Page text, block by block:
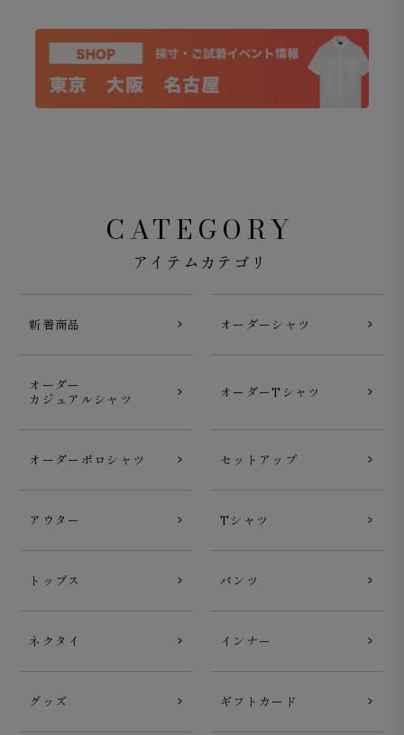
CATEGORY
アイテムカテゴリ
新着商品 オーダーシャツ
オーダー
カジュアルシャツ
オーダーTシャツ
オーダーポロシャツ セットアップ
アウター Tシャツ
トップス パンツ
ネクタイ インナー
グッズ ギフトカード